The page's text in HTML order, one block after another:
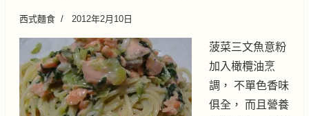
西式麵食 2012年2月10日
菠菜三文魚意粉
加入橄欖油烹
調， 不單色香味
俱全， 而且營養